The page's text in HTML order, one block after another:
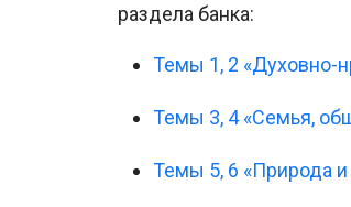
раздела банка:
Темы 1, 2 «Духовно-
Темы 3, 4 «Семья,
Темы 5, 6 «Природа и